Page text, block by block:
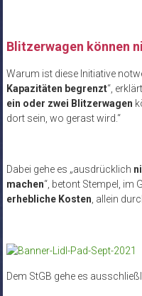
Blitzerwagen können
Warum ist diese Initiative
Kapazitäten begrenzt“,
ein oder zwei Blitzerwagen
dort sein, wo gerast wird.“
Dabei gehe es „ausdrücklich
machen“, betont Stempel, im
erhebliche Kosten , allein
Dem StGB gehe es